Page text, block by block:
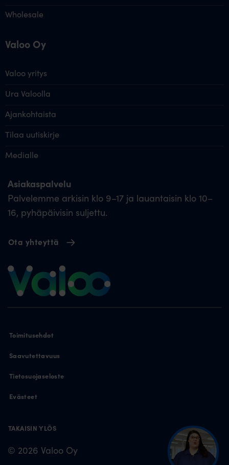
Wholesale
Valoo Oy
Valoo yritys
Ura Valoolla
Ajankohtaista
Tilaa uutiskirje
Medialle
Asiakaspalvelu
Palvelemme arkisin klo 9–17 ja lauantaisin klo 10–
16, pyhäpäivisin suljettu.
Ota yhteyttä
TAKAISIN YLÖS
© 2026 Valoo Oy
Toimitusehdot
Saavutettavuus
Tietosuojaseloste
Evästeet